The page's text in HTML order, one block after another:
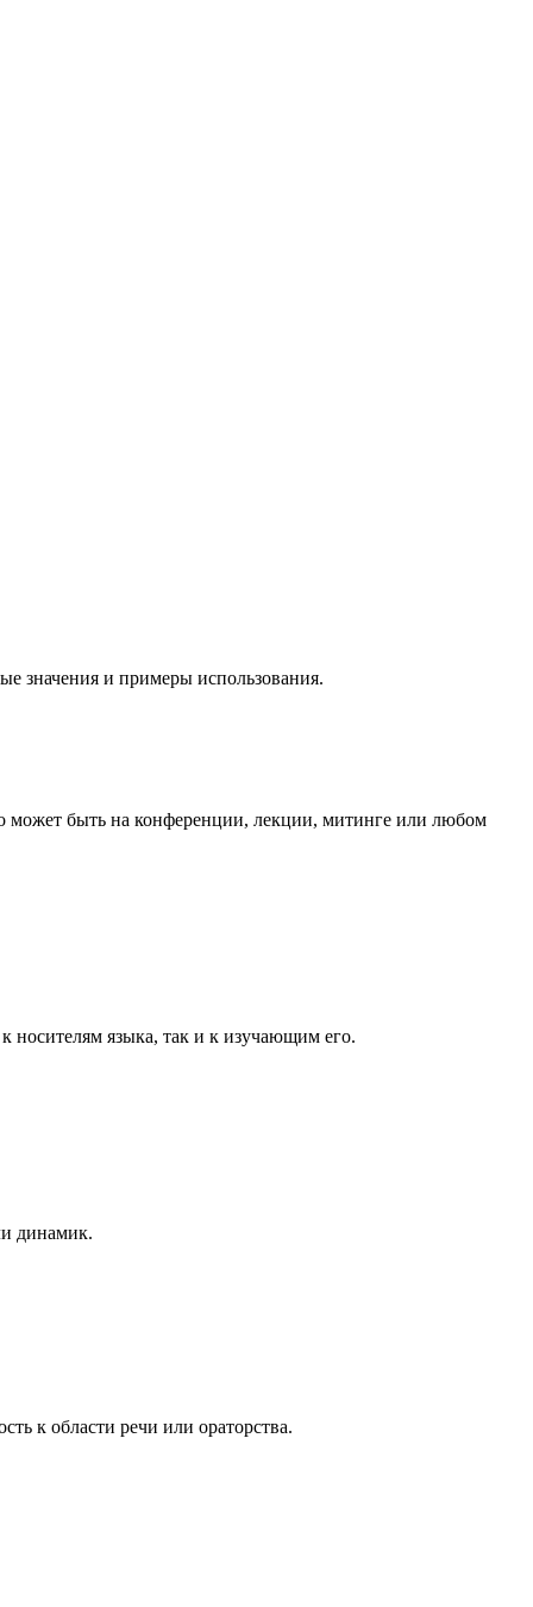
значения и примеры использования.
может быть на конференции, лекции, митинге или любом
носителям языка, так и к изучающим его.
динамик.
к области речи или ораторства.